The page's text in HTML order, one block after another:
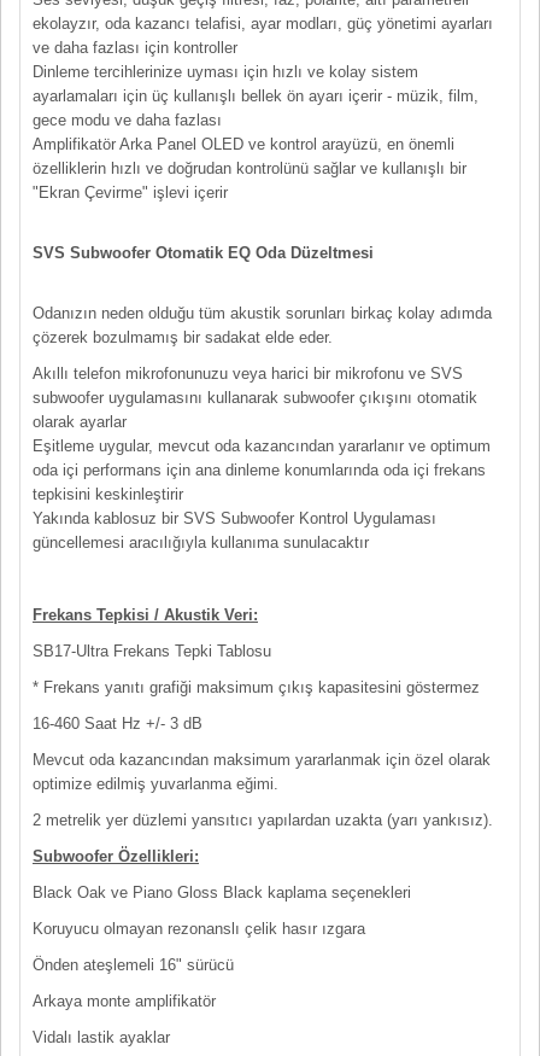
ekolayzır, oda kazancı telafisi, ayar modları, güç yönetimi ayarları
ve daha fazlası için kontroller
Dinleme tercihlerinize uyması için hızlı ve kolay sistem
ayarlamaları için üç kullanışlı bellek ön ayarı içerir - müzik, film,
gece modu ve daha fazlası
Amplifikatör Arka Panel OLED ve kontrol arayüzü, en önemli
özelliklerin hızlı ve doğrudan kontrolünü sağlar ve kullanışlı bir
"Ekran Çevirme" işlevi içerir
SVS Subwoofer Otomatik EQ Oda Düzeltmesi
Odanızın neden olduğu tüm akustik sorunları birkaç kolay adımda
çözerek bozulmamış bir sadakat elde eder.
Akıllı telefon mikrofonunuzu veya harici bir mikrofonu ve SVS
subwoofer uygulamasını kullanarak subwoofer çıkışını otomatik
olarak ayarlar
Eşitleme uygular, mevcut oda kazancından yararlanır ve optimum
oda içi performans için ana dinleme konumlarında oda içi frekans
tepkisini keskinleştirir
Yakında kablosuz bir SVS Subwoofer Kontrol Uygulaması
güncellemesi aracılığıyla kullanıma sunulacaktır
Frekans Tepkisi / Akustik Veri:
SB17-Ultra Frekans Tepki Tablosu
* Frekans yanıtı grafiği maksimum çıkış kapasitesini göstermez
16-460 Saat Hz +/- 3 dB
Mevcut oda kazancından maksimum yararlanmak için özel olarak
optimize edilmiş yuvarlanma eğimi.
2 metrelik yer düzlemi yansıtıcı yapılardan uzakta (yarı yankısız).
Subwoofer Özellikleri:
Black Oak ve Piano Gloss Black kaplama seçenekleri
Koruyucu olmayan rezonanslı çelik hasır ızgara
Önden ateşlemeli 16" sürücü
Arkaya monte amplifikatör
Vidalı lastik ayaklar